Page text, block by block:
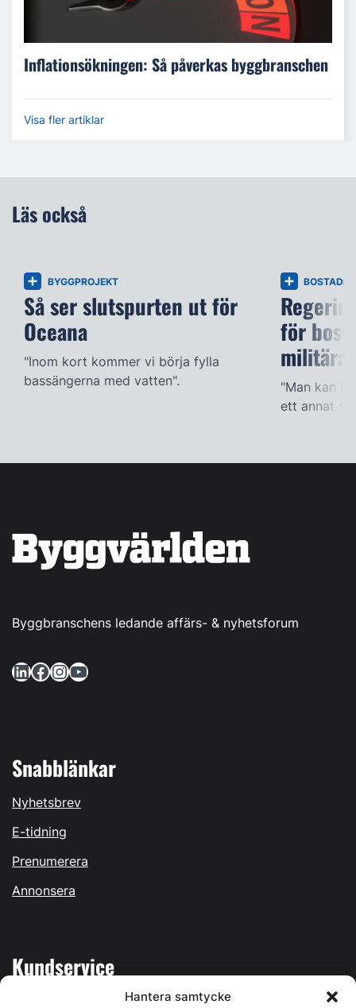
Hantera samtycke
Inflationsökningen: Så påverkas byggbranschen
Visa fler artiklar
Läs också
BYGGPROJEKT
Så ser slutspurten ut för
Oceana
"Inom kort kommer vi börja fylla
bassängerna med vatten".
för
militära
"Man kan
ett annat
Byggbranschens ledande affärs- & nyhetsforum
LinkedIn Facebook InstagramYouTube
Snabblänkar
Nyhetsbrev
E-tidning
Prenumerera
Annonsera
Kundservice